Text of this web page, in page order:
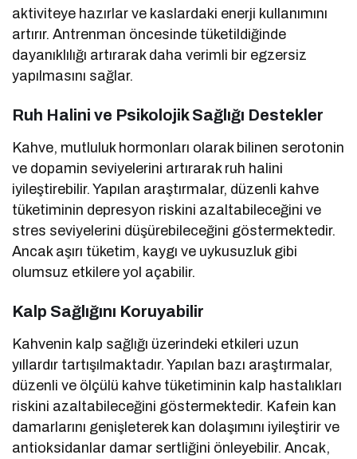
aktiviteye hazırlar ve kaslardaki enerji kullanımını
artırır. Antrenman öncesinde tüketildiğinde
dayanıklılığı artırarak daha verimli bir egzersiz
yapılmasını sağlar.
Ruh Halini ve Psikolojik Sağlığı Destekler
Kahve, mutluluk hormonları olarak bilinen serotonin
ve dopamin seviyelerini artırarak ruh halini
iyileştirebilir. Yapılan araştırmalar, düzenli kahve
tüketiminin depresyon riskini azaltabileceğini ve
stres seviyelerini düşürebileceğini göstermektedir.
Ancak aşırı tüketim, kaygı ve uykusuzluk gibi
olumsuz etkilere yol açabilir.
Kalp Sağlığını Koruyabilir
Kahvenin kalp sağlığı üzerindeki etkileri uzun
yıllardır tartışılmaktadır. Yapılan bazı araştırmalar,
düzenli ve ölçülü kahve tüketiminin kalp hastalıkları
riskini azaltabileceğini göstermektedir. Kafein kan
damarlarını genişleterek kan dolaşımını iyileştirir ve
antioksidanlar damar sertliğini önleyebilir. Ancak,